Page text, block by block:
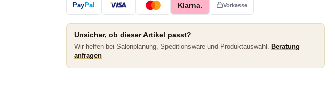
PayPal Klarna. Vorkasse
Unsicher, ob dieser Artikel passt?
Wir helfen bei Salonplanung, Speditionsware und Produktauswahl. Beratung
anfragen